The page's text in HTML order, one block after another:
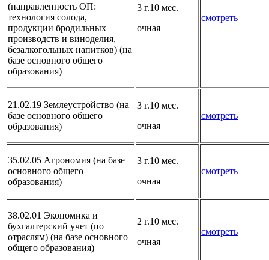
(направленность ОП:
технология солода,
продукции бродильных
производств и виноделия,
безалкогольных напитков) (на
базе основного общего
образования)
3 г.10 мес.
очная
смотреть
21.02.19 Землеустройство (на
базе основного общего
образования)
3 г.10 мес.
очная
смотреть
35.02.05 Агрономия (на базе
основного общего
образования)
3 г.10 мес.
очная
смотреть
38.02.01 Экономика и
бухгалтерский учет (по
отраслям) (на базе основного
общего образования)
2 г.10 мес.
очная
смотреть